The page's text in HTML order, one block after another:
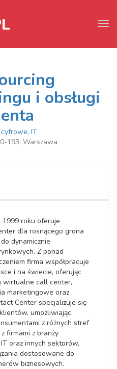
i obsługi
IT
193, Warszawa
1999 roku oferuje
dla rosnącego grona
dynamicznie
Z ponad
firma współpracuje
i na świecie, oferując
wirtualne call center,
marketingowe oraz
Center specjalizuje się
umożliwiając
z różnych stref
firmami z branży
oraz innych sektorów,
dostosowane do
biznesowych.